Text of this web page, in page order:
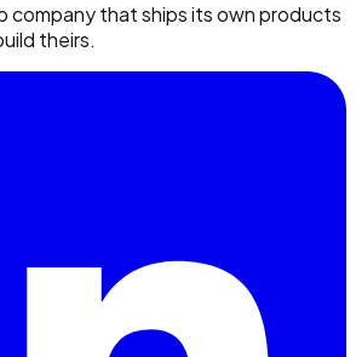
company that ships its own products
theirs.